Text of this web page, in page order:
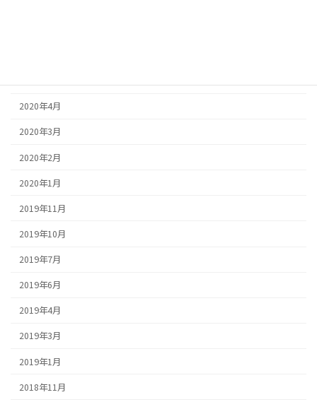
2020年4月
2020年3月
2020年2月
2020年1月
2019年11月
2019年10月
2019年7月
2019年6月
2019年4月
2019年3月
2019年1月
2018年11月